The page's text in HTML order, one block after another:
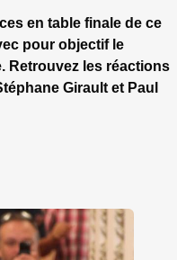
en table finale de ce
pour objectif le
Retrouvez les réactions
Girault et Paul